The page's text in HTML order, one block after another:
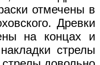
отмечены в
Древки
на концах и
стрелы